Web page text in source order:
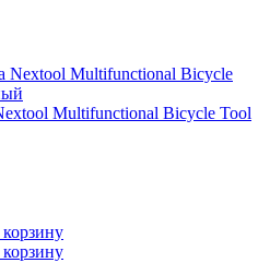
Multifunctional Bicycle Tool